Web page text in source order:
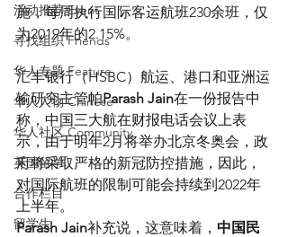
活动推荐 Event
寻找组织 Friends
华人专题 Feature
华人人物 Chinese
华人社区 Community
英国留学
合作栏目
留学生
施，每周执行国际客运航班230余班，仅
为2019年的2.15%。
汇丰银行（HSBC）航运、港口和亚洲运
输研究主管帕Parash Jain在一份报告中
称，中国三大航在财报电话会议上表
示，由于明年2月将举办北京冬奥会，政
府将采取严格的新冠防控措施，因此，
对国际航班的限制可能会持续到2022年
上半年。
Parash Jain补充说，这意味着， 中国民